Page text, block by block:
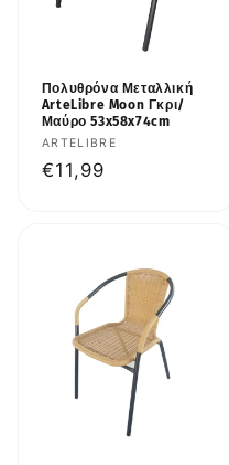
Πολυθρόνα Μεταλλική
ArteLibre Moon Γκρι/
Μαύρο 53x58x74cm
Προμηθευτής:
ARTELIBRE
Κανονική
€11,99